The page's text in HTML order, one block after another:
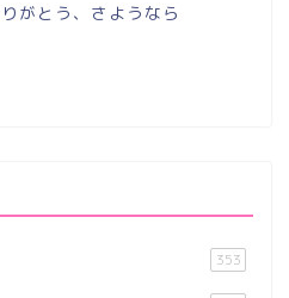
がとう、さようなら
353